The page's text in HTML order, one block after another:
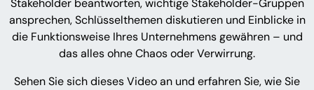
Stakeholder beantworten, wichtige Stakeholder-Gruppen
ansprechen, Schlüsselthemen diskutieren und Einblicke in
die Funktionsweise Ihres Unternehmens gewähren – und
das alles ohne Chaos oder Verwirrung.
Sehen Sie sich dieses Video an und erfahren Sie, wie Sie